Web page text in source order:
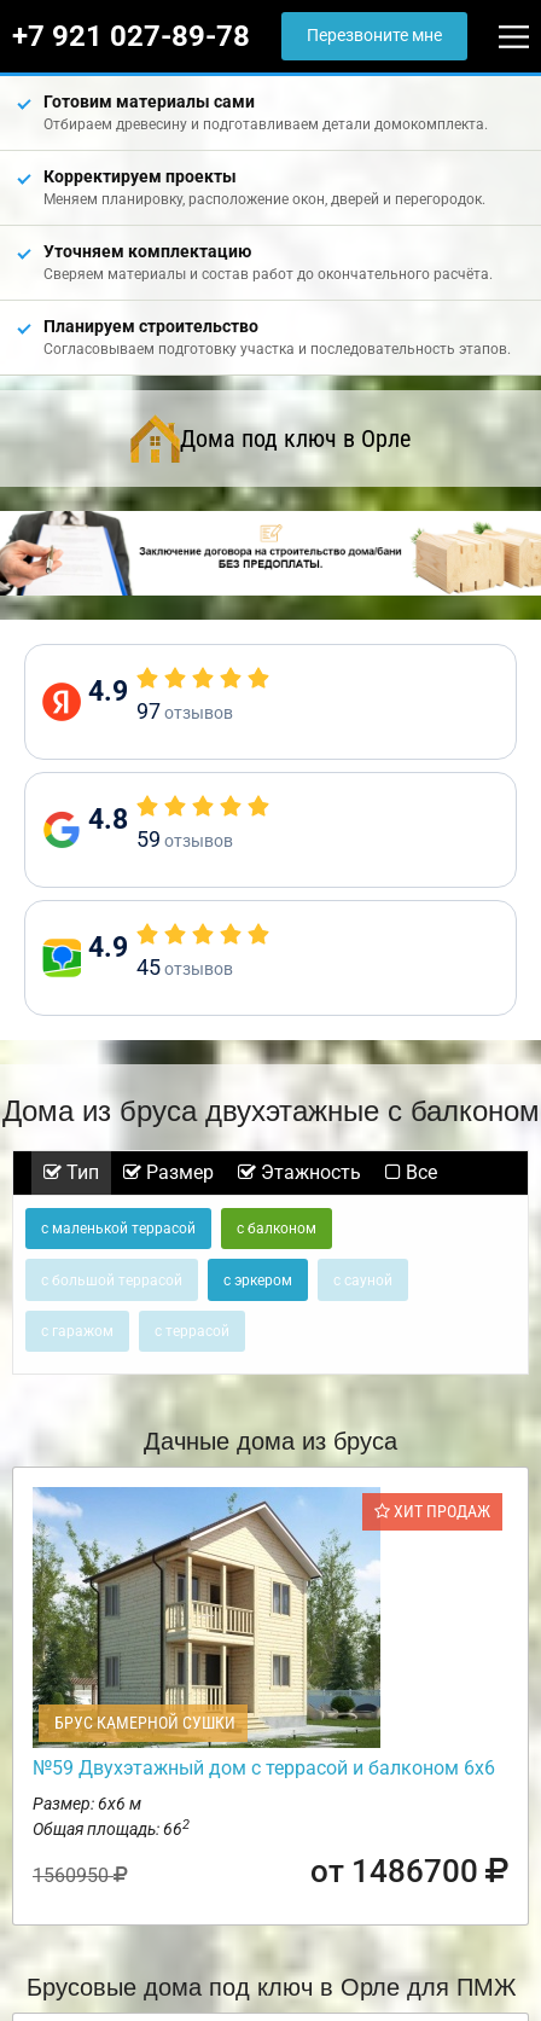
+7 921 027-89-78 Перезвоните мне
Готовим материалы сами
Отбираем древесину и подготавливаем детали домокомплекта.
Корректируем проекты
Меняем планировку, расположение окон, дверей и перегородок.
Уточняем комплектацию
Сверяем материалы и состав работ до окончательного расчёта.
Планируем строительство
Согласовываем подготовку участка и последовательность этапов.
Дома под ключ в Орле
4.9
97отзывов
4.8
59 отзывов
4.9
45отзывов
Дома из бруса двухэтажные с балконом
Тип Размер Этажность Все
с маленькой террасой с балконом
с большой террасой с эркером с сауной
с гаражом с террасой
Дачные дома из бруса
ХИТ ПРОДАЖ
БРУС КАМЕРНОЙ СУШКИ
№59 Двухэтажный дом с террасой и балконом 6х6
Размер: 6х6 м
Общая площадь: 662
1560950 от 1486700
Брусовые дома под ключ в Орле для ПМЖ